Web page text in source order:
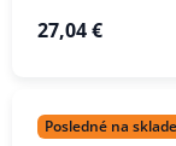
27,04 €
Posledné na sklade